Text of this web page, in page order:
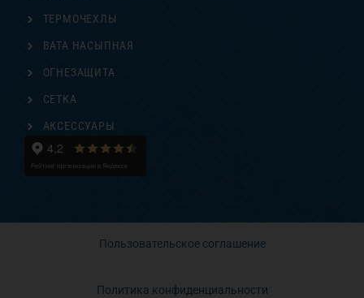
ТЕРМОЧЕХЛЫ
ВАТА НАСЫПНАЯ
ОГНЕЗАЩИТА
СЕТКА
АКСЕССУАРЫ
Пользовательское соглашение
Политика конфиденциальности